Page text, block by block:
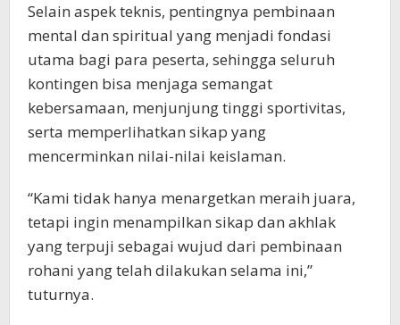
Selain aspek teknis, pentingnya pembinaan
mental dan spiritual yang menjadi fondasi
utama bagi para peserta, sehingga seluruh
kontingen bisa menjaga semangat
kebersamaan, menjunjung tinggi sportivitas,
serta memperlihatkan sikap yang
mencerminkan nilai-nilai keislaman.
“Kami tidak hanya menargetkan meraih juara,
tetapi ingin menampilkan sikap dan akhlak
yang terpuji sebagai wujud dari pembinaan
rohani yang telah dilakukan selama ini,”
tuturnya.